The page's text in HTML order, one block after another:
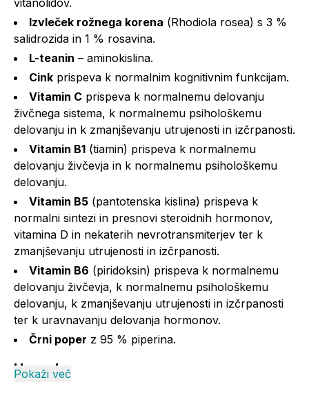
vitanolidov.
Izvleček rožnega korena (Rhodiola rosea) s 3 %
salidrozida in 1 % rosavina.
L-teanin – aminokislina.
Cink prispeva k normalnim kognitivnim funkcijam.
Vitamin C prispeva k normalnemu delovanju
živčnega sistema, k normalnemu psihološkemu
delovanju in k zmanjševanju utrujenosti in izčrpanosti.
Vitamin B1 (tiamin) prispeva k normalnemu
delovanju živčevja in k normalnemu psihološkemu
delovanju.
Vitamin B5 (pantotenska kislina) prispeva k
normalni sintezi in presnovi steroidnih hormonov,
vitamina D in nekaterih nevrotransmiterjev ter k
zmanjševanju utrujenosti in izčrpanosti.
Vitamin B6 (piridoksin) prispeva k normalnemu
delovanju živčevja, k normalnemu psihološkemu
delovanju, k zmanjševanju utrujenosti in izčrpanosti
ter k uravnavanju delovanja hormonov.
Črni poper z 95 % piperina.
Uporaba:
Pokaži več